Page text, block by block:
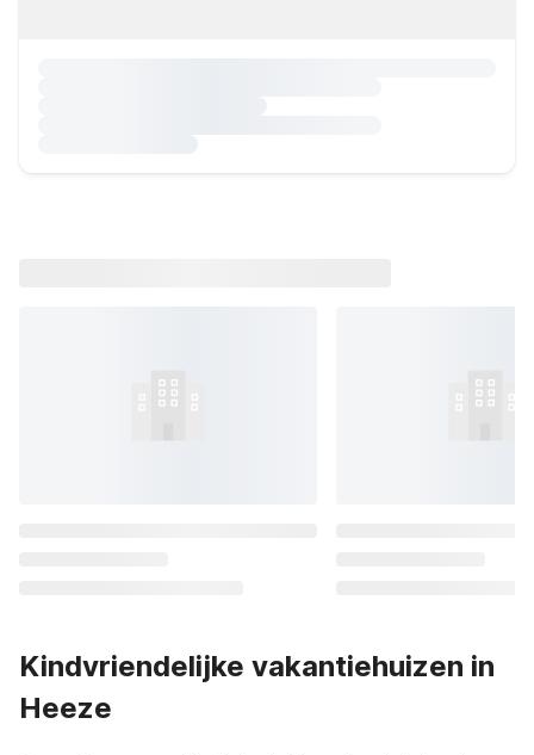
Kindvriendelijke vakantiehuizen in
Heeze